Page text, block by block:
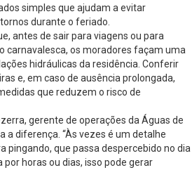
simples que ajudam a evitar
durante o feriado.
antes de sair para viagens ou para
carnavalesca, os moradores façam uma
hidráulicas da residência. Conferir
e, em caso de ausência prolongada,
que reduzem o risco de
gerente de operações da Águas de
a diferença. “Às vezes é um detalhe
pingando, que passa despercebido no dia
por horas ou dias, isso pode gerar